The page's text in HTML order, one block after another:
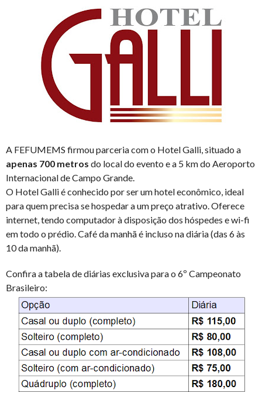
A FEFUMEMS firmou parceria com o Hotel Galli, situado a
apenas 700 metros do local do evento e a 5 km do Aeroporto
Internacional de Campo Grande.
O Hotel Galli é conhecido por ser um hotel econômico, ideal
para quem precisa se hospedar a um preço atrativo. Oferece
internet, tendo computador à disposição dos hóspedes e wi-fi
em todo o prédio. Café da manhã é incluso na diária (das 6 às
10 da manhã).
Confira a tabela de diárias exclusiva para o 6º Campeonato
Brasileiro: